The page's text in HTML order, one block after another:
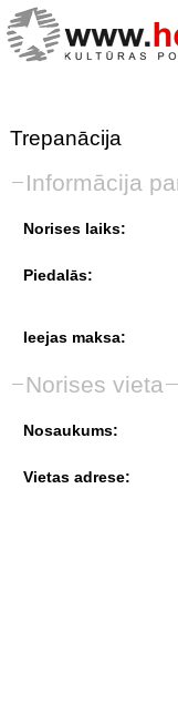
Trepanācija
Informācija
Norises laiks:
Piedalās:
Ieejas maksa:
Norises vieta
Nosaukums:
Vietas adrese: